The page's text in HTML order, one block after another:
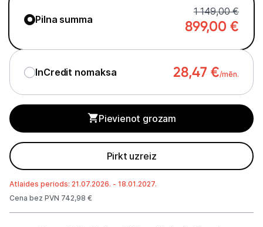
Telefoni, planšetdatori
Sadzīves tehnika
Ražotāju atjaunota tehnika
Vēlmju saraksts
Pilna summa
1 149,00 €
899,00 €
InCredit nomaksa 28,47 €/mēn.
Pievienot grozam
Pirkt uzreiz
Atlaides periods: 21.07.2026. - 18.01.2027.
Cena bez PVN 742,98 €